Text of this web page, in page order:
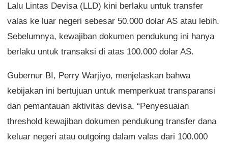
Lalu Lintas Devisa (LLD) kini berlaku untuk transfer
valas ke luar negeri sebesar 50.000 dolar AS atau lebih.
Sebelumnya, kewajiban dokumen pendukung ini hanya
berlaku untuk transaksi di atas 100.000 dolar AS.
Gubernur BI, Perry Warjiyo, menjelaskan bahwa
kebijakan ini bertujuan untuk memperkuat transparansi
dan pemantauan aktivitas devisa. “Penyesuaian
threshold kewajiban dokumen pendukung transfer dana
keluar negeri atau outgoing dalam valas dari 100.000